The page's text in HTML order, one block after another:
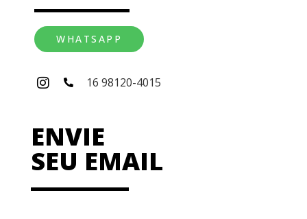
WHATSAPP
16 98120-4015
ENVIE
SEU EMAIL